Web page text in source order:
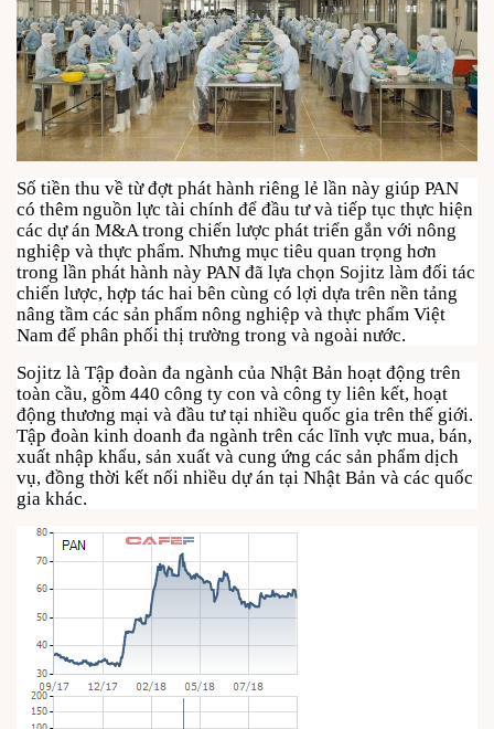
Số tiền thu về từ đợt phát hành riêng lẻ lần này giúp PAN
có thêm nguồn lực tài chính để đầu tư và tiếp tục thực hiện
các dự án M&A trong chiến lược phát triển gắn với nông
nghiệp và thực phẩm. Nhưng mục tiêu quan trọng hơn
trong lần phát hành này PAN đã lựa chọn Sojitz làm đối tác
chiến lược, hợp tác hai bên cùng có lợi dựa trên nền tảng
nâng tầm các sản phẩm nông nghiệp và thực phẩm Việt
Nam để phân phối thị trường trong và ngoài nước.
Sojitz là Tập đoàn đa ngành của Nhật Bản hoạt động trên
toàn cầu, gồm 440 công ty con và công ty liên kết, hoạt
động thương mại và đầu tư tại nhiều quốc gia trên thế giới.
Tập đoàn kinh doanh đa ngành trên các lĩnh vực mua, bán,
xuất nhập khẩu, sản xuất và cung ứng các sản phẩm dịch
vụ, đồng thời kết nối nhiều dự án tại Nhật Bản và các quốc
gia khác.